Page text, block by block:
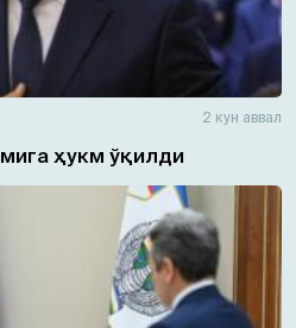
2 кун аввал
ҳукм ўқилди